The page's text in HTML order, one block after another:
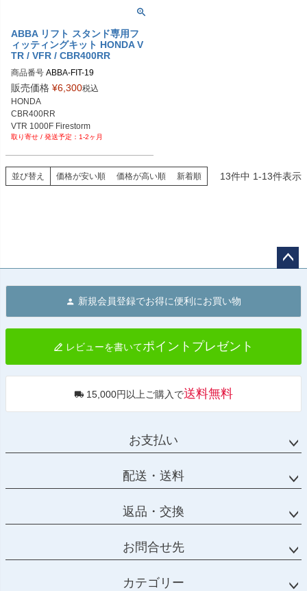
ABBA リフト スタンド専用フ
ィッティングキット HONDA V
TR / VFR / CBR400RR
商品番号 ABBA-FIT-19
販売価格 ¥6,300税込
HONDA
CBR400RR
VTR 1000F Firestorm
RVF400R / RVF750 1-2ヶ月
並び替え 価格が安い順 価格が高い順 新着順 13件中 1-13件表示
へ
新規会員登録でお得に便利にお買い物
レビューを書いてポイントプレゼント
15,000円以上ご購入で送料無料
お支払い
配送・送料
返品・交換
お問合せ先
カテゴリー